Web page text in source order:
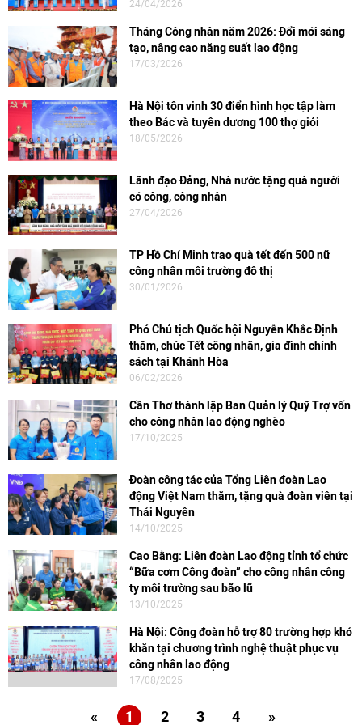
24/04/2026
Tháng Công nhân năm 2026: Đổi mới sáng
tạo, nâng cao năng suất lao động
17/03/2026
Hà Nội tôn vinh 30 điển hình học tập làm
theo Bác và tuyên dương 100 thợ giỏi
18/05/2026
Lãnh đạo Đảng, Nhà nước tặng quà người
có công, công nhân
27/04/2026
TP Hồ Chí Minh trao quà tết đến 500 nữ
công nhân môi trường đô thị
30/01/2026
Phó Chủ tịch Quốc hội Nguyễn Khắc Định
thăm, chúc Tết công nhân, gia đình chính
sách tại Khánh Hòa
06/02/2026
Cần Thơ thành lập Ban Quản lý Quỹ Trợ vốn
cho công nhân lao động nghèo
17/10/2025
Đoàn công tác của Tổng Liên đoàn Lao
động Việt Nam thăm, tặng quà đoàn viên tại
Thái Nguyên
14/10/2025
Cao Bằng: Liên đoàn Lao động tỉnh tổ chức
“Bữa cơm Công đoàn” cho công nhân công
ty môi trường sau bão lũ
13/10/2025
Hà Nội: Công đoàn hỗ trợ 80 trường hợp khó
khăn tại chương trình nghệ thuật phục vụ
công nhân lao động
17/08/2025
« 1 2 3 4 »